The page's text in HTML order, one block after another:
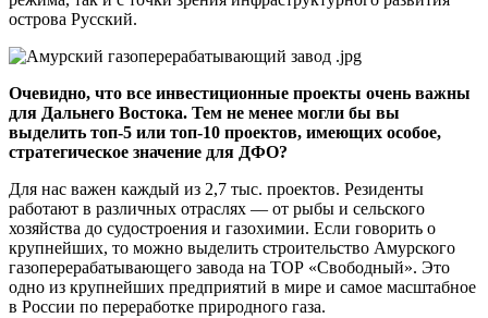
острова Русский.
Очевидно, что все инвестиционные проекты очень важны
для Дальнего Востока. Тем не менее могли бы вы
выделить топ-5 или топ-10 проектов, имеющих особое,
стратегическое значение для ДФО?
Для нас важен каждый из 2,7 тыс. проектов. Резиденты
работают в различных отраслях — от рыбы и сельского
хозяйства до судостроения и газохимии. Если говорить о
крупнейших, то можно выделить строительство Амурского
газоперерабатывающего завода на ТОР «Свободный». Это
одно из крупнейших предприятий в мире и самое масштабное
в России по переработке природного газа.